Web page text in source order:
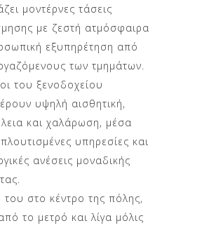
μοντέρνες τάσεις
με ζεστή ατμόσφαιρα
εξυπηρέτηση από
των τμημάτων.
του ξενοδοχείου
υψηλή αισθητική,
και χαλάρωση, μέσα
υπηρεσίες και
ανέσεις μοναδικής
στο κέντρο της πόλης,
το μετρό και λίγα μόλις